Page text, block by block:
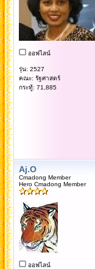
ออฟไลน์
รุ่น: 2527
คณะ: รัฐศาสตร์
กระทู้: 71,885
Aj.O
Cmadong Member
Hero Cmadong Member
ออฟไลน์